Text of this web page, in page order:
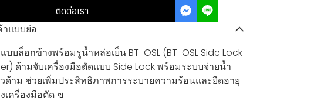
ติดต่อเรา
แบบย่อ
บบล็อกข้างพร้อมรูน้ำหล่อเย็น BT-OSL (BT-OSL Side Lock
ด้ามจับเครื่องมือตัดแบบ Side Lock พร้อมระบบจ่ายน้ำ
ด้าม ช่วยเพิ่มประสิทธิภาพการระบายความร้อนและยืดอายุ
เครื่องมือตัด ฃ